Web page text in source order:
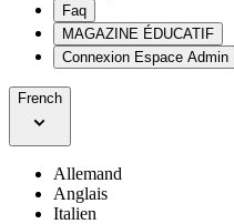
Faq
MAGAZINE ÉDUCATIF
Connexion Espace Admin
French
Allemand
Anglais
Italien